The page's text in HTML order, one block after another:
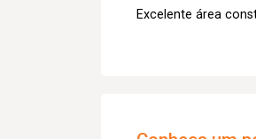
Excelente área